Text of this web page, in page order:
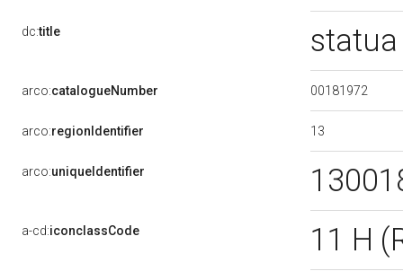
dc:title
arco:catalogueNumber 00181972
arco:regionIdentifier 13
arco:uniqueIdentifier
a-cd:iconclassCode 11 H